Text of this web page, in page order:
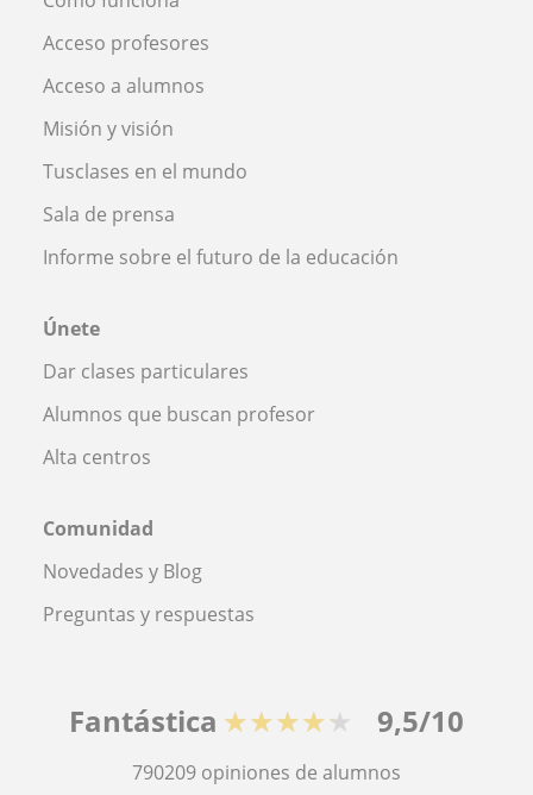
Acceso profesores
Acceso a alumnos
Misión y visión
Tusclases en el mundo
Sala de prensa
Informe sobre el futuro de la educación
Únete
Dar clases particulares
Alumnos que buscan profesor
Alta centros
Comunidad
Novedades y Blog
Preguntas y respuestas
Fantástica ★★★★★ 9,5/10
790209 opiniones de alumnos